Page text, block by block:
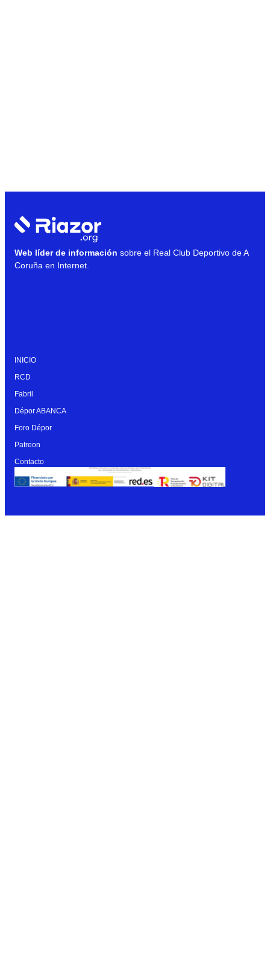
Web líder de información sobre el Real Club Deportivo de A
Coruña en Internet.
INICIO
RCD
Fabril
Dépor ABANCA
Foro Dépor
Patreon
Contacto